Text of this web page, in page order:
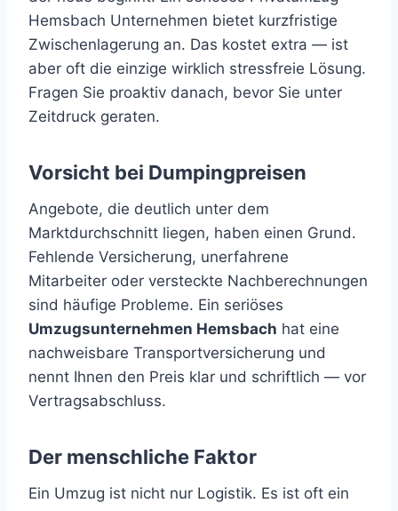
Hemsbach Unternehmen bietet kurzfristige
Zwischenlagerung an. Das kostet extra — ist
aber oft die einzige wirklich stressfreie Lösung.
Fragen Sie proaktiv danach, bevor Sie unter
Zeitdruck geraten.
Vorsicht bei Dumpingpreisen
Angebote, die deutlich unter dem
Marktdurchschnitt liegen, haben einen Grund.
Fehlende Versicherung, unerfahrene
Mitarbeiter oder versteckte Nachberechnungen
sind häufige Probleme. Ein seriöses
Umzugsunternehmen Hemsbach hat eine
nachweisbare Transportversicherung und
nennt Ihnen den Preis klar und schriftlich — vor
Vertragsabschluss.
Der menschliche Faktor
Ein Umzug ist nicht nur Logistik. Es ist oft ein